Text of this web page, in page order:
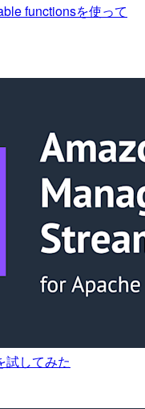
functionsを使って
試してみた